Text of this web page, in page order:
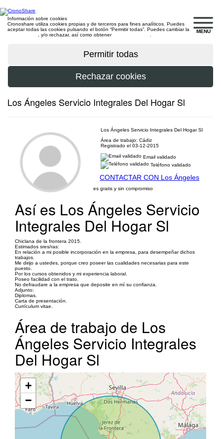
MENU
Información sobre cookies
Cronoshare utiliza cookies propias y de terceros para fines analíticos. Puedes
aceptar todas las cookies pulsando el botón “Permitir todas”. Puedes cambiar la
, y/o rechazar, así como obtener
Los Ángeles Servicio Integrales Del Hogar Sl
Los Ángeles Servicio Integrales Del Hogar Sl
Área de trabajo: Cádiz
Registrado el 03-12-2015
Email validado
Teléfono validado
CONTACTAR CON Los Ángeles
es gratis y sin compromiso
Así es Los Ángeles Servicio
Integrales Del Hogar Sl
Chiclana de la frontera 2015.
Estimados sres/ras:
En relación a mi posible incorporación en la empresa, para desempeñar dichos
trabajos.
Me dirijo a ustedes, porque creo poseer las cualidades necesarias para este
puesto.
Por los cursos obtenidos y mi experiencia laboral.
Poseo facilidad con el trato.
No defraudare a la empresa que deposite en mí su confianza.
Adjunto:
Diplomas.
Carta de presentación.
Currículum vitae.
Área de trabajo de Los
Ángeles Servicio Integrales
Del Hogar Sl
+
−